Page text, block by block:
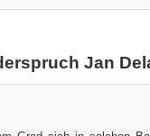
Jan